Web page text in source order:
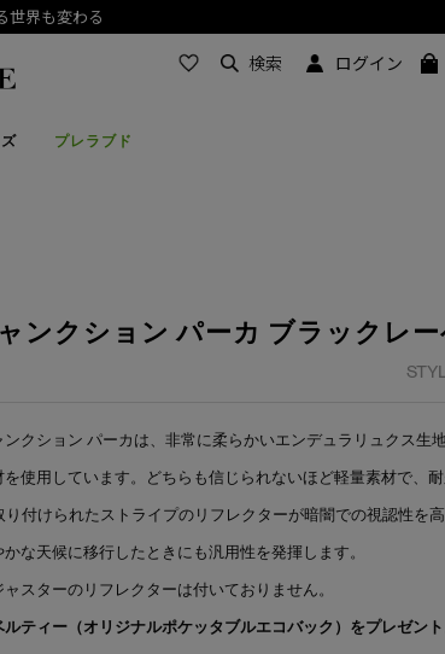
世界も変わる
Canada Goose
プレラブド
検索 ログイン
ンクション パーカ ブラックレ
クション パーカは、非常に柔らかいエンデュラリュクス生
使用しています。どちらも信じられないほど軽量素材で、
付けられたストライプのリフレクターが暗闇での視認性を
な天候に移行したときにも汎用性を発揮します。
スターのリフレクターは付いておりません。
ルティー（オリジナルポケッタブルエコバック）をプレゼン